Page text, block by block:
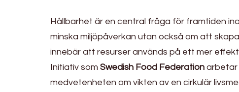
Hållbarhet är en central fråga för framtiden
minska miljöpåverkan utan också om att
innebär att resurser används på ett mer
Initiativ som Swedish Food Federation arbetar
medvetenheten om vikten av en cirkulär